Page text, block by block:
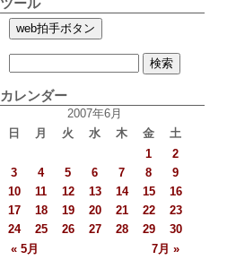
カレンダー
2007年6月
日
月 火 水 木 金 土
« 5月 7月 »
1
2
3
4 5 6 7 8
9
10
11 12 13 14 15
16
17
18 19 20 21 22
23
24
25 26 27 28 29 30